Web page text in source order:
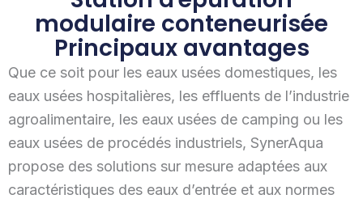
modulaire conteneurisée
Principaux avantages
Que ce soit pour les eaux usées domestiques, les
eaux usées hospitalières, les effluents de l’industrie
agroalimentaire, les eaux usées de camping ou les
eaux usées de procédés industriels, SynerAqua
propose des solutions sur mesure adaptées aux
caractéristiques des eaux d’entrée et aux normes